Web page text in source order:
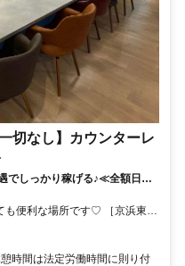
切なし】カウンターレ
でしっかり稼げる♪≪全額日払
クセスもバッチリ！ さら
日吉駅・綱島駅・大倉山駅・
反町駅 戸塚駅・関内駅・横浜
時間は法定労働時間に則り付